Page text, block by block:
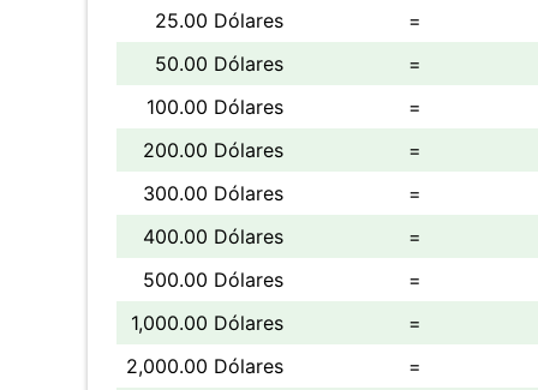
25.00 Dólares
=
50.00 Dólares
=
100.00 Dólares
=
200.00 Dólares
=
300.00 Dólares
=
400.00 Dólares
=
500.00 Dólares
=
1,000.00 Dólares
=
2,000.00 Dólares
=